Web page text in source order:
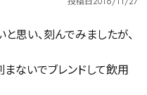
思い、刻んでみましたが、
ないでブレンドして飲用